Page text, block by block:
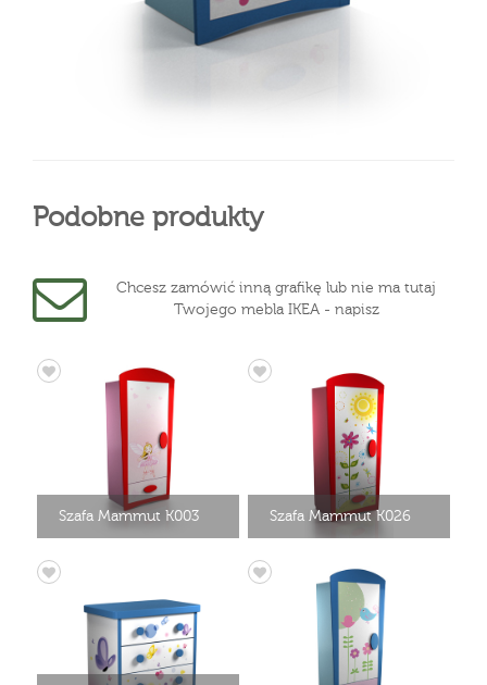
Podobne produkty
Chcesz zamówić inną grafikę lub nie ma tutaj
Twojego mebla IKEA - napisz
Szafa Mammut K003 Szafa Mammut K026